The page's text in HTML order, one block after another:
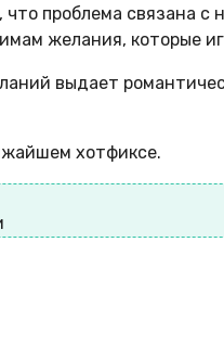
проблема связана
желания, которые
выдает
хотфиксе.